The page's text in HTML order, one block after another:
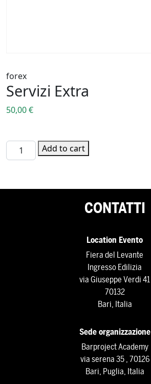
forex
Servizi Extra
50,00€
forex quantityAdd to cart
CONTATTI
Location Evento
Fiera del Levante
Ingresso Edilizia
via Giuseppe Verdi 41
70132
Bari, Italia
Sede organizzazione
Barproject Academy
via serena 35 , 70126
Bari, Puglia, Italia